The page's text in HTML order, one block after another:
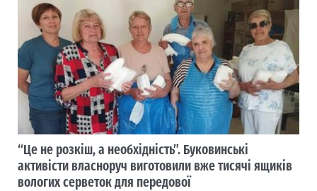
“Це не розкіш, а необхідність”. Буковинські
активісти власноруч виготовили вже тисячі ящиків
вологих серветок для передової